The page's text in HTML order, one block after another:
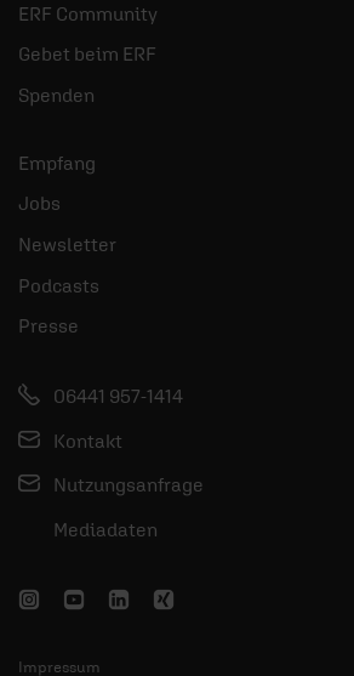
ERF Community
Gebet beim ERF
Spenden
Empfang
Jobs
Newsletter
Podcasts
Presse
06441 957-1414
Kontakt
Nutzungsanfrage
Mediadaten
Impressum